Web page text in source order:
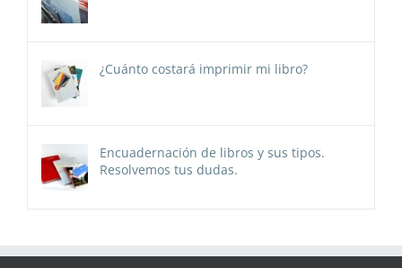
¿Cuánto costará imprimir mi libro?
Encuadernación de libros y sus tipos.
Resolvemos tus dudas.